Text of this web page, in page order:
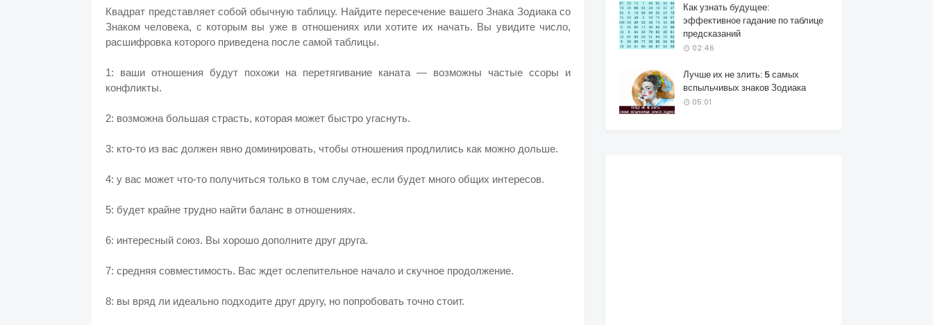
Квадрат представляет собой обычную таблицу. Найдите пересечение вашего Знака Зодиака со
Знаком человека, с которым вы уже в отношениях или хотите их начать. Вы увидите число,
расшифровка которого приведена после самой таблицы.
1: ваши отношения будут похожи на перетягивание каната — возможны частые ссоры и
конфликты.
2: возможна большая страсть, которая может быстро угаснуть.
3: кто-то из вас должен явно доминировать, чтобы отношения продлились как можно дольше.
4: у вас может что-то получиться только в том случае, если будет много общих интересов.
5: будет крайне трудно найти баланс в отношениях.
6: интересный союз. Вы хорошо дополните друг друга.
7: средняя совместимость. Вас ждет ослепительное начало и скучное продолжение.
8: вы вряд ли идеально подходите друг другу, но попробовать точно стоит.
Как узнать будущее:
эффективное гадание по таблице
предсказаний
02:46
Лучше их не злить: 5 самых
вспыльчивых знаков Зодиака
05:01